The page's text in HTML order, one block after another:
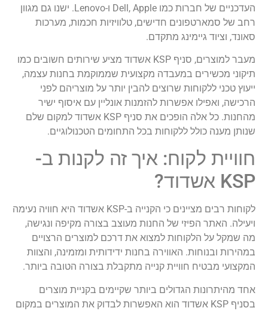
העדכניים של חברות כמו Dell, Apple ו-Lenovo. ישנו גם מגוון
רחב של סמארטפונים חדישים, טלוויזיות חכמות, מערכות
סאונד, וציוד גיימינג מתקדם.
מעבר למוצרים, סניף KSP אשדוד מציע שירותים חשובים כמו
תיקוני מכשירים במעבדה מקצועית שממוקמת בחנות עצמה,
ייעוץ טכני ללקוחות שרוצים להבין יותר על מוצריהם לפני
הרכישה, ואפילו אפשרות להזמנות אונליין עם איסוף ישיר
מהחנות. כל אלה הופכים את סניף KSP אשדוד למקום שלם
שנותן מענה כולל ללקוחות בכל התחומים הטכנולוגיים.
חוויית לקוח: איך זה לקנות ב-
KSP אשדוד?
לקוחות רבים מציינים כי הקנייה ב-KSP אשדוד היא חוויה נעימה
ויעילה. האתר הפיזי של החנות מעוצב בצורה מקיפה ונגישה,
מה שמקל על הלקוחות למצוא את דרכם למוצרים הרצויים
במהירות ובנוחות. האווירה בחנות ידידותית ומזמינה, והצוות
המקצועי מבטיח חוויית קנייה מתקבלת בצורה הטובה ביותר.
אחד מהיתרונות הגדולים ביותר שקיימים בקניית מוצרים
בסניף KSP אשדוד הוא האפשרות לבדוק את המוצרים במקום